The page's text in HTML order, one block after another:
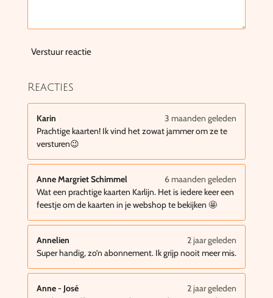
Verstuur reactie
Reacties
Karin
3 maanden geleden
Prachtige kaarten! Ik vind het zowat jammer om ze te
versturen😉
Anne Margriet Schimmel
6 maanden geleden
Wat een prachtige kaarten Karlijn. Het is iedere keer een
feestje om de kaarten in je webshop te bekijken 🤩
Annelien
2 jaar geleden
Super handig, zo’n abonnement. Ik grijp nooit meer mis.
Anne - José
2 jaar geleden